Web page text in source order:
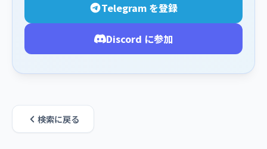
Telegram を登録
Discord に参加
検索に戻る